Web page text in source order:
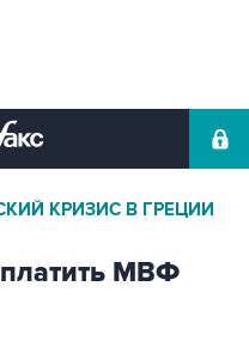
КРИЗИС В ГРЕЦИИ
МВФ